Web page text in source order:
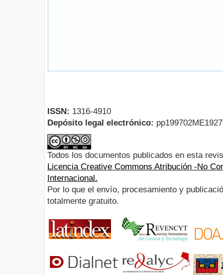
ISSN: 1316-4910
Depósito legal electrónico:
Todos los documentos publicados en esta
Licencia Creative Commons Atribución -No
Internacional.
Por lo que el envío, procesamiento y
totalmente gratuito.